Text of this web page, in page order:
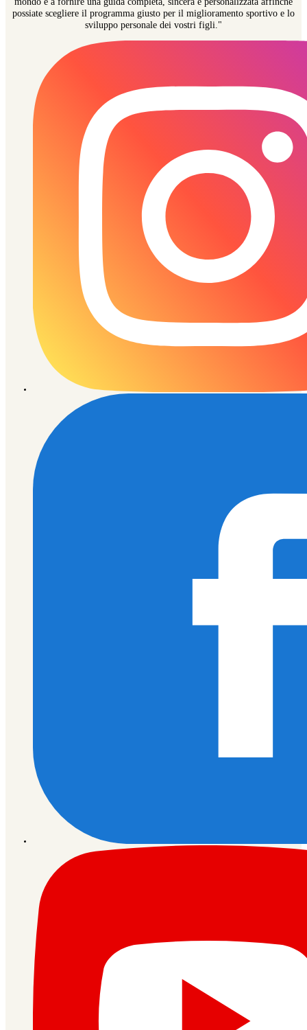
possiate scegliere il programma giusto per il miglioramento sportivo e lo
sviluppo personale dei vostri figli."